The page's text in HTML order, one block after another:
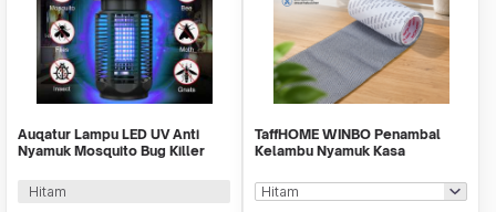
Auqatur Lampu LED UV Anti
Nyamuk Mosquito Bug Killer
Hitam
TaffHOME WINBO Penambal
Kelambu Nyamuk Kasa
512